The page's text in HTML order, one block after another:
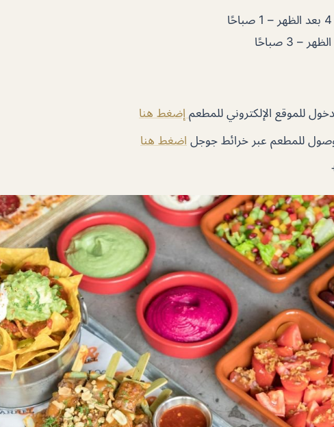
للموقع الإلكتروني للمطعم إضغط هنا
للمطعم عبر خرائط جوجل اضغط هنا